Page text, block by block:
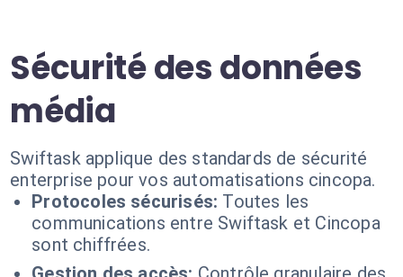
Sécurité des données
média
Swiftask applique des standards de sécurité
enterprise pour vos automatisations cincopa.
Protocoles sécurisés: Toutes les
communications entre Swiftask et Cincopa
sont chiffrées.